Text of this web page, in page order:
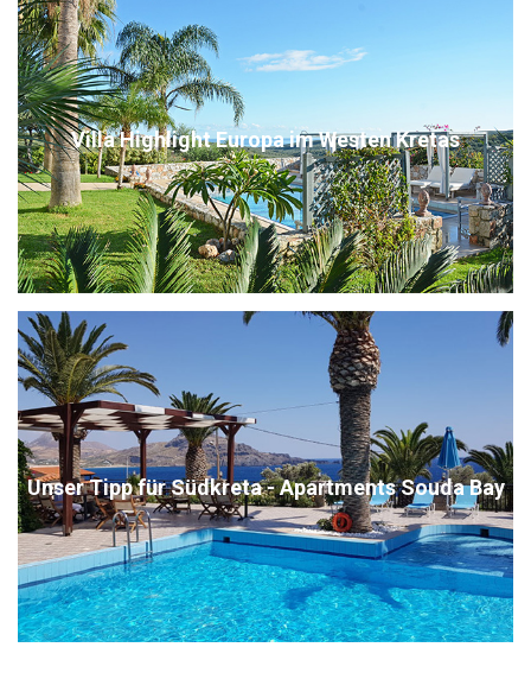
Villa Highlight Europa im Westen Kretas
Unser Tipp für Südkreta - Apartments Souda Bay